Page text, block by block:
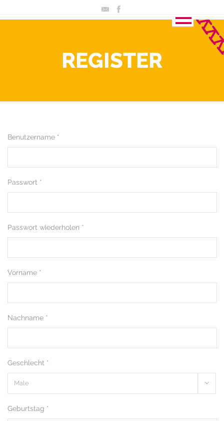
REGISTER
Benutzername *
Passwort *
Passwort wiederholen *
Vorname *
Nachname *
Geschlecht *
Geburtstag *